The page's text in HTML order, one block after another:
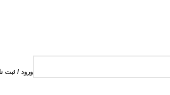
ورود / ثبت